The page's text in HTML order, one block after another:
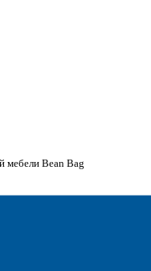
мебели Bean Bag